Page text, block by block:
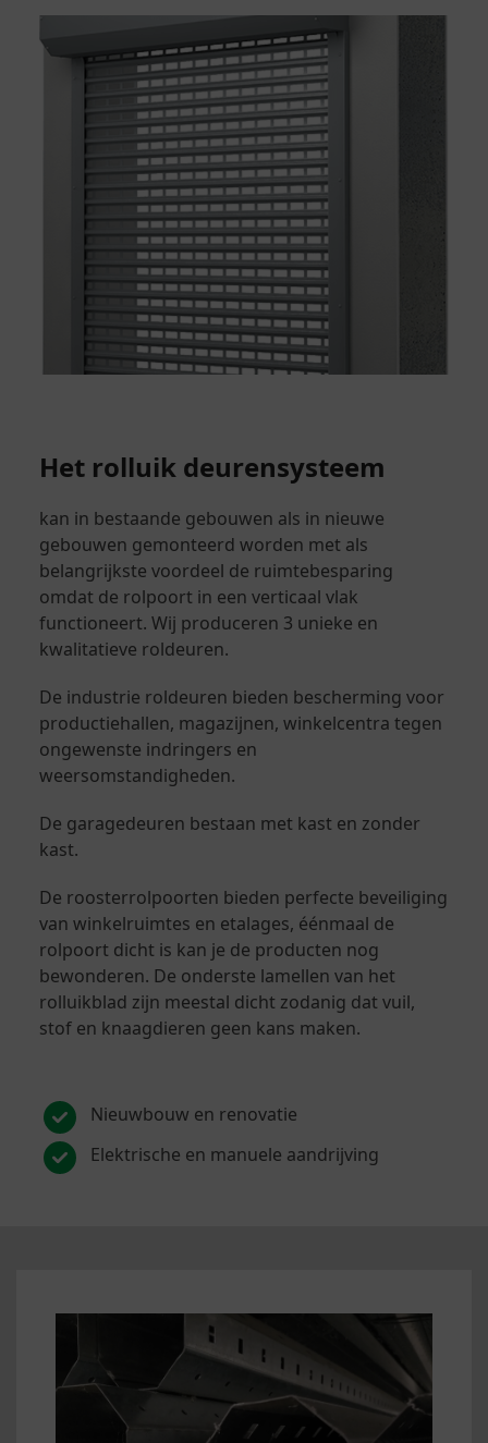
Het rolluik deurensysteem
kan in bestaande gebouwen als in nieuwe
gebouwen gemonteerd worden met als
belangrijkste voordeel de ruimtebesparing
omdat de rolpoort in een verticaal vlak
functioneert. Wij produceren 3 unieke en
kwalitatieve roldeuren.
De industrie roldeuren bieden bescherming voor
productiehallen, magazijnen, winkelcentra tegen
ongewenste indringers en
weersomstandigheden.
De garagedeuren bestaan met kast en zonder
kast.
De roosterrolpoorten bieden perfecte beveiliging
van winkelruimtes en etalages, éénmaal de
rolpoort dicht is kan je de producten nog
bewonderen. De onderste lamellen van het
rolluikblad zijn meestal dicht zodanig dat vuil,
stof en knaagdieren geen kans maken.
Nieuwbouw en renovatie
Elektrische en manuele aandrijving